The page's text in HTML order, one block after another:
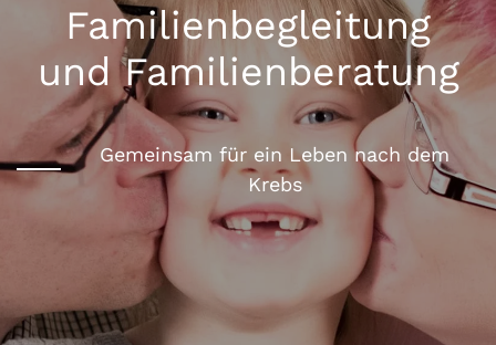
Familienbegleitung
und Familienberatung
Gemeinsam für ein Leben nach dem
Krebs